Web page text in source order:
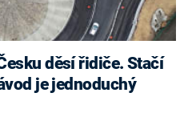
děsí řidiče. Stačí
je jednoduchý